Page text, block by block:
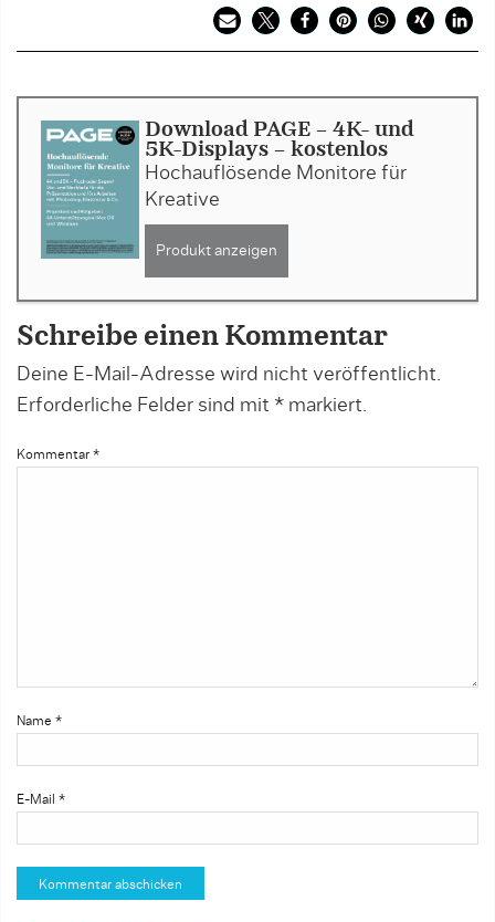
Download PAGE - 4K- und
5K-Displays - kostenlos
Hochauflösende Monitore für
Kreative
Produkt anzeigen
Schreibe einen Kommentar
Deine E-Mail-Adresse wird nicht veröffentlicht.
Erforderliche Felder sind mit * markiert.
Kommentar *
Name *
E-Mail *